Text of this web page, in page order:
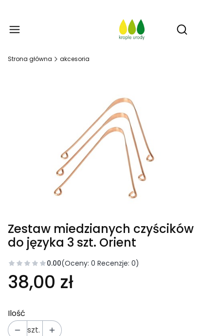
Otwórz
Strona główna akcesoria
Zestaw miedzianych czyścików
do języka 3 szt. Orient
0.00(Oceny: 0 Recenzje: 0)
38,00 zł
Ilość
szt.